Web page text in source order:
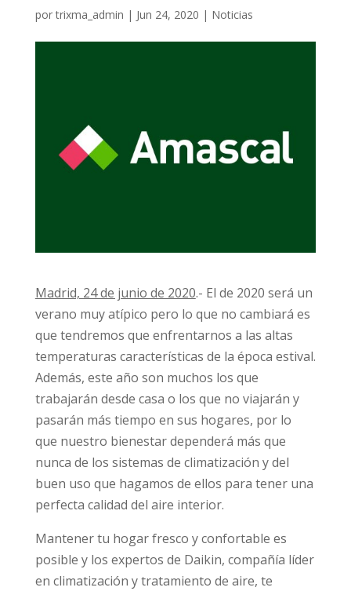
portrixma_admin | Jun 24, 2020 | Noticias
Madrid, 24 de junio de 2020.- El de 2020 será un
verano muy atípico pero lo que no cambiará es
que tendremos que enfrentarnos a las altas
temperaturas características de la época estival.
Además, este año son muchos los que
trabajarán desde casa o los que no viajarán y
pasarán más tiempo en sus hogares, por lo
que nuestro bienestar dependerá más que
nunca de los sistemas de climatización y del
buen uso que hagamos de ellos para tener una
perfecta calidad del aire interior.
Mantener tu hogar fresco y confortable es
posible y los expertos de Daikin, compañía líder
en climatización y tratamiento de aire, te